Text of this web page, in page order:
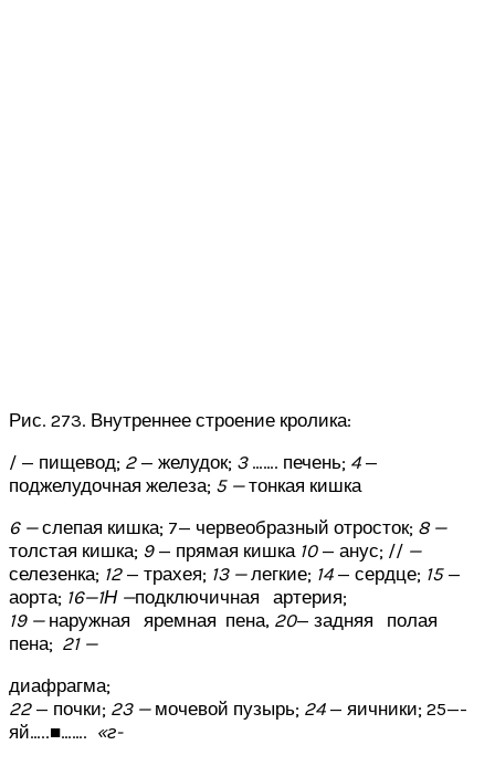
Рис. 273. Внутреннее строение кролика:
/ — пищевод; 2— желудок; 3……. печень; 4—
поджелудочная железа; 5 —тонкая кишка
6 —слепая кишка; 7— червеобразный отросток; 8 —
толстая кишка; 9— прямая кишка 10— анус; // —
селезенка; 12— трахея; 13 —легкие; 14— сердце; 15—
аорта; 16—1Н —подключичная артерия;
19 —наружная яремная пена, 20— задняя полая
пена; 21 —
диафрагма;
22— почки; 23 —мочевой пузырь; 24— яичники; 25—-
яй…..■……. «г-